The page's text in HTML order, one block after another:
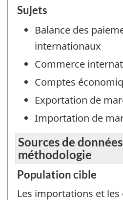
Sujets
Balance des
internationaux
Commerce
Comptes
Exportation de
Importation de
Sources de
méthodologie
Population cible
Les importations et